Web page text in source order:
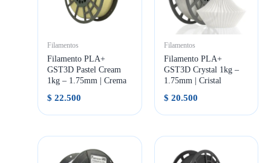
Filamentos
Filamento PLA+
GST3D Pastel Cream
1kg – 1.75mm | Crema
$ 22.500
Filamentos
Filamento PLA+
GST3D Crystal 1kg –
1.75mm | Cristal
$ 20.500